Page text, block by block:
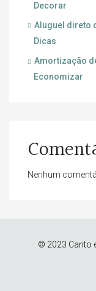
Decorar
Aluguel direto
Dicas
Amortização
Economizar
Nenhum
© 2023 Canto